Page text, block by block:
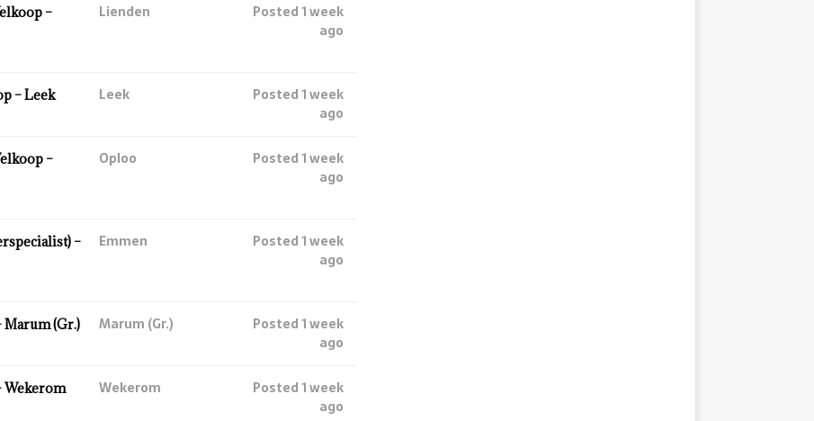
–
Lienden
Posted 1 week
ago
– Leek Leek
Posted 1 week
ago
–
Oploo
Posted 1 week
ago
–
Emmen
Posted 1 week
ago
Marum (Gr.) Marum (Gr.)
Posted 1 week
ago
Wekerom Wekerom
Posted 1 week
ago